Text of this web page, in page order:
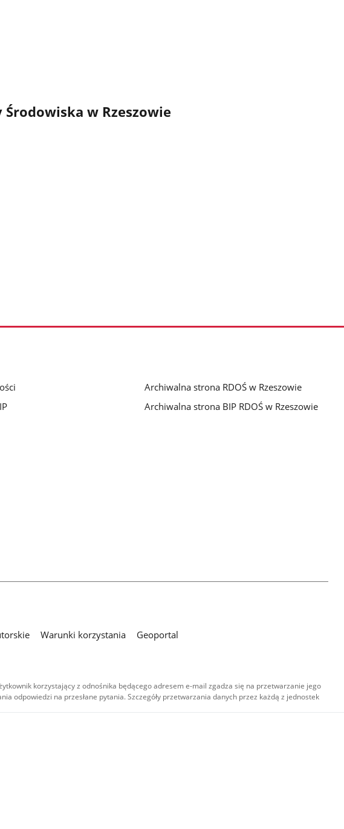
w Rzeszowie
Archiwalna strona RDOŚ w Rzeszowie
Archiwalna strona BIP RDOŚ w Rzeszowie
Warunki korzystania
Geoportal
korzystający z odnośnika będącego adresem e-mail zgadza się na przetwarzanie jego
odpowiedzi na przesłane pytania. Szczegóły przetwarzania danych przez każdą z jednostek
są
samych
audio i wideo,
niekomercyjne -
inaczej.